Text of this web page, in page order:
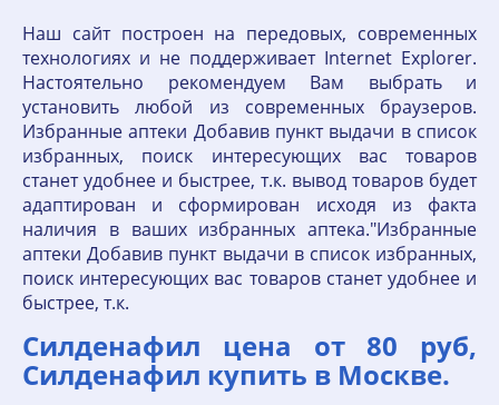
Наш сайт построен на передовых, современных
технологиях и не поддерживает Internet Explorer.
Настоятельно рекомендуем Вам выбрать и
установить любой из современных браузеров.
Избранные аптеки Добавив пункт выдачи в список
избранных, поиск интересующих вас товаров
станет удобнее и быстрее, т.к. вывод товаров будет
адаптирован и сформирован исходя из факта
наличия в ваших избранных аптека."Избранные
аптеки Добавив пункт выдачи в список избранных,
поиск интересующих вас товаров станет удобнее и
быстрее, т.к.
Силденафил цена от 80 руб,
Силденафил купить в Москве.